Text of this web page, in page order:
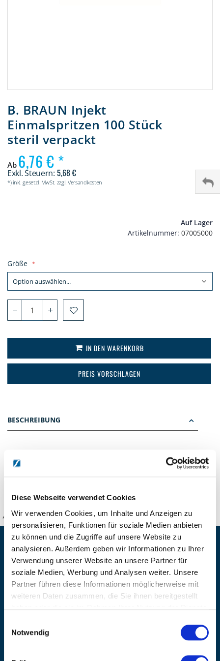
Diese Webseite verwendet Cookies
Wir verwenden Cookies, um Inhalte und Anzeigen zu
personalisieren, Funktionen für soziale Medien anbieten
zu können und die Zugriffe auf unsere Website zu
analysieren. Außerdem geben wir Informationen zu Ihrer
Verwendung unserer Website an unsere Partner für
soziale Medien, Werbung und Analysen weiter. Unsere
Partner führen diese Informationen möglicherweise mit
weiteren Daten zusammen, die Sie ihnen bereitgestellt
Notwendig
Anfang
der
Bildergalerie
springen
B. BRAUN Injekt
Einmalspritzen 100 Stück
steril verpackt
Ab 6,76 €
5,68 €
*) inkl. gesetzl. MwSt. zzgl. Versandkosten
Auf Lager
Artikelnummer 07005000
Größe
IN DEN WARENKORB
PREIS VORSCHLAGEN
BESCHREIBUNG
KANZLSPERGER GmbH
KONTAKTIEREN SIE UNS
ADRESSE
Ziegelhöhe 8, Berngau, D-92361
BÜRO HOTLINE
+49 (0) 9181/2593-0
info@kanzlsperger.de